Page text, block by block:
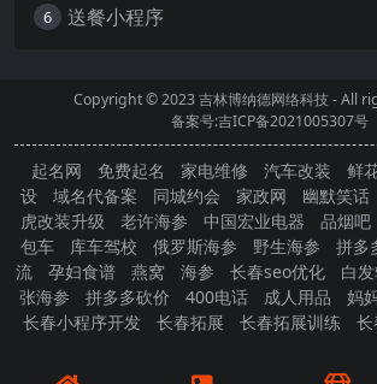
6 送餐小程序
Copyright © 2023吉林博纳德网络科技- All
备案号:吉ICP备2021005307号
起名网 免费起名 家电维修 汽车改装 鲜
设
域名代备案 同城约会 家政网 幽默笑话
虎改装升级
老许海参 中国宏业电器 品烟吧
包车
库车驾校 俄罗斯海参 野生海参 拼多
流
孕妇食谱 燕窝 海参 长春seo优化 白
张海参
拼多多砍价 400电话 成人用品 妈
长春小程序开发
长春拓展 长春拓展训练